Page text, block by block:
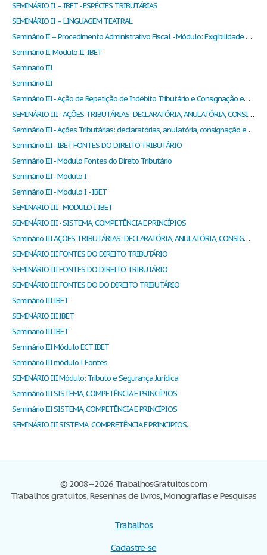
SEMINÁRIO II – IBET - ESPÉCIES TRIBUTÁRIAS
SEMINÁRIO II – LINGUAGEM TEATRAL
Seminário II – Procedimento Administrativo Fiscal - Módulo: Exigibilidade do Crédito Tributário
Seminário II, Modulo II, IBET
Seminario III
Seminário III
Seminário III - Ação de Repetição de Indébito Tributário e Consignação em Pagamento
SEMINÁRIO III - AÇÕES TRIBUTÁRIAS: DECLARATÓRIA, ANULATÓRIA, CONSIGNAÇÃO EM PAGAMENTO, EMBARGOS À EXECUÇÃO E EXCEÇÃO DE PRÉ-EXECUTIVIDADE
Seminário III - Ações Tributárias: declaratórias, anulatória, consignação em pagamento, embargos à execução e exceção de pré-executividade
Seminário III - IBET FONTES DO DIREITO TRIBUTÁRIO
Seminário III - Módulo Fontes do Direito Tributário
Seminário III - Módulo I
Seminário III - Modulo I - IBET
SEMINARIO III - MODULO I IBET
SEMINÁRIO III - SISTEMA, COMPETÊNCIA E PRINCÍPIOS
Seminário III AÇÕES TRIBUTÁRIAS: DECLARATÓRIA, ANULATÓRIA, CONSIGNAÇÃO EM PAGAMENTO, EMBARGOS À EXECUÇÃO E EXCEÇÃO DE PRÉ-EXECUTIVIDADE
SEMINÁRIO III FONTES DO DIREITO TRIBUTÁRIO
SEMINÁRIO III FONTES DO DIREITO TRIBUTÁRIO
SEMINÁRIO III FONTES DO DO DIREITO TRIBUTÁRIO
Seminário III IBET
SEMINÁRIO III IBET
Seminario III IBET
Seminário III Módulo ECT IBET
Seminário III módulo I Fontes
SEMINÁRIO III Módulo: Tributo e Segurança Jurídica
Seminário III SISTEMA, COMPETÊNCIA E PRINCÍPIOS
Seminário III SISTEMA, COMPETÊNCIA E PRINCÍPIOS
SEMINÁRIO III SISTEMA, COMPRETÊNCIA E PRINCIPIOS.
© 2008–2026 TrabalhosGratuitos.com
Trabalhos gratuitos, Resenhas de livros, Monografias e Pesquisas
Trabalhos
Cadastre-se